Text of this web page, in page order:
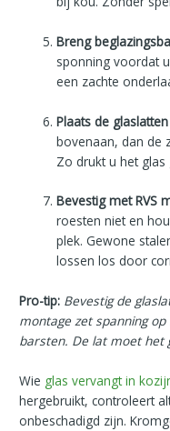
Breng
sponning voordat
een zachte
Plaats de
bovenaan, dan de
Zo drukt u het
Bevestig met RVS
roesten niet en
plek. Gewone
lossen los door
Pro-tip: Bevestig de
montage zet spanning
barsten. De lat moet het
Wie glas vervangt in
hergebruikt, controleert
onbeschadigd zijn.